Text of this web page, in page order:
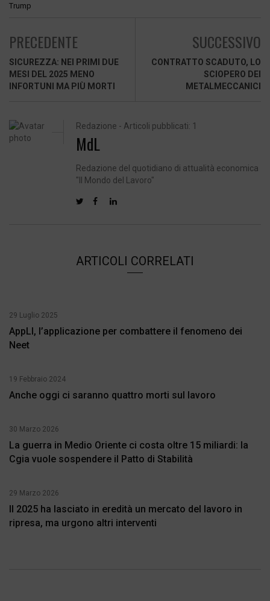
Trump
PRECEDENTE
SICUREZZA: NEI PRIMI DUE
MESI DEL 2025 MENO
INFORTUNI MA PIÙ MORTI
SUCCESSIVO
CONTRATTO SCADUTO, LO
SCIOPERO DEI
METALMECCANICI
Redazione - Articoli pubblicati: 1
MdL
Redazione del quotidiano di attualità economica
"Il Mondo del Lavoro"
ARTICOLI CORRELATI
29 Luglio 2025
AppLI, l’applicazione per combattere il fenomeno dei
Neet
19 Febbraio 2024
Anche oggi ci saranno quattro morti sul lavoro
30 Marzo 2026
La guerra in Medio Oriente ci costa oltre 15 miliardi: la
Cgia vuole sospendere il Patto di Stabilità
29 Marzo 2026
Il 2025 ha lasciato in eredità un mercato del lavoro in
ripresa, ma urgono altri interventi